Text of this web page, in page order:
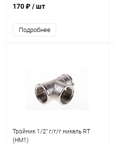
170 ₽/ шт
Подробнее
Тройник 1/2" г/г/г никель RT
(НМ1)